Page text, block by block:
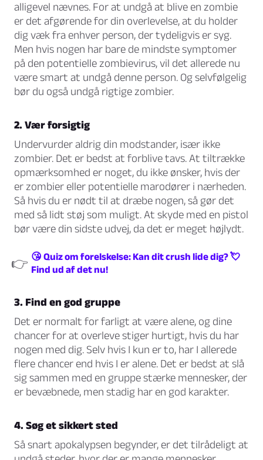
alligevel nævnes. For at undgå at blive en zombie
er det afgørende for din overlevelse, at du holder
dig væk fra enhver person, der tydeligvis er syg.
Men hvis nogen har bare de mindste symptomer
på den potentielle zombievirus, vil det allerede nu
være smart at undgå denne person. Og selvfølgelig
bør du også undgå rigtige zombier.
2. Vær forsigtig
Undervurder aldrig din modstander, især ikke
zombier. Det er bedst at forblive tavs. At tiltrække
opmærksomhed er noget, du ikke ønsker, hvis der
er zombier eller potentielle marodører i nærheden.
Så hvis du er nødt til at dræbe nogen, så gør det
med så lidt støj som muligt. At skyde med en pistol
bør være din sidste udvej, da det er meget højlydt.
👉 😘 Quiz om forelskelse: Kan dit crush lide dig? 💘
Find ud af det nu!
3. Find en god gruppe
Det er normalt for farligt at være alene, og dine
chancer for at overleve stiger hurtigt, hvis du har
nogen med dig. Selv hvis I kun er to, har I allerede
flere chancer end hvis I er alene. Det er bedst at slå
sig sammen med en gruppe stærke mennesker, der
er bevæbnede, men stadig har en god karakter.
4. Søg et sikkert sted
Så snart apokalypsen begynder, er det tilrådeligt at